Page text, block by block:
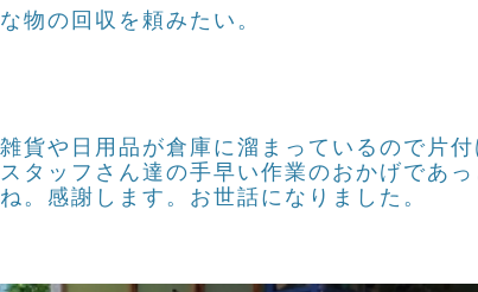
物の回収を頼みたい。
貨や日用品が倉庫に溜まっているので片
タッフさん達の手早い作業のおかげであ
。感謝します。お世話になりました。